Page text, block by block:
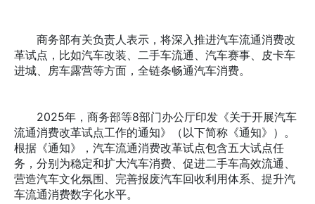
商务部有关负责人表示，将深入推进汽车流通消费改
革试点，比如汽车改装、二手车流通、汽车赛事、皮卡车
进城、房车露营等方面，全链条畅通汽车消费。
2025年，商务部等8部门办公厅印发《关于开展汽车
流通消费改革试点工作的通知》（以下简称《通知》）。
根据《通知》，汽车流通消费改革试点包含五大试点任
务，分别为稳定和扩大汽车消费、促进二手车高效流通、
营造汽车文化氛围、完善报废汽车回收利用体系、提升汽
车流通消费数字化水平。